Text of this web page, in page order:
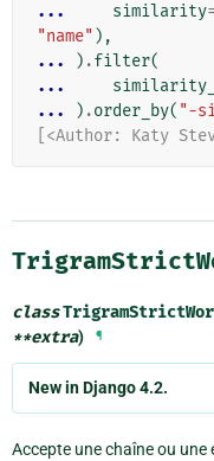
...
similarity=
"name" ),
...
) .filter(
...
...
) .order_by( "-
[<Author: Katy
class
**extra) ¶
New in Django 4.2.
Accepte une chaîne ou une